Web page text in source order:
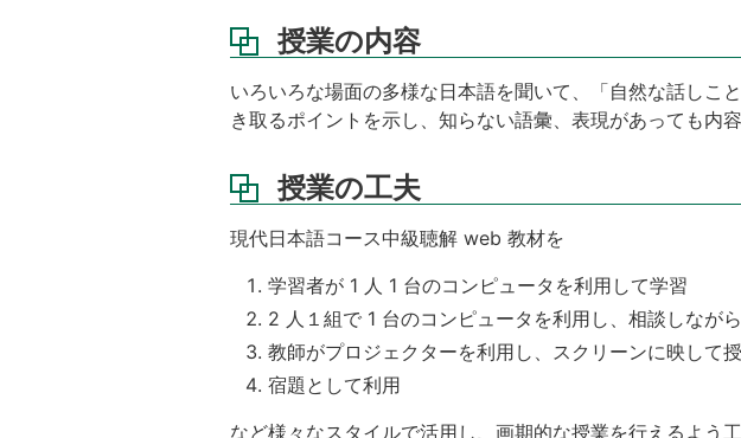
授業の内容
いろいろな場面の多様な日本語を聞いて、「自然な話しこ
き取るポイントを示し、知らない語彙、表現があっても内
授業の工夫
現代日本語コース中級聴解 web 教材を
学習者が 1 人 1 台のコンピュータを利用して学習
2 人１組で 1 台のコンピュータを利用し、相談しなが
教師がプロジェクターを利用し、スクリーンに映して
宿題として利用
など様々なスタイルで活用し、画期的な授業を行えるよう工